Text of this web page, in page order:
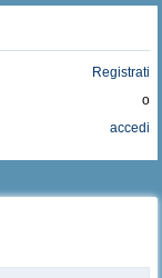
Registrati
o
accedi